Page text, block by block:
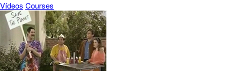
Vídeos Courses